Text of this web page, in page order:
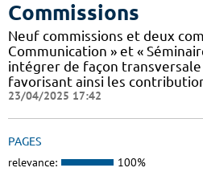
Commissions
Neuf commissions et deux
Communication » et «
intégrer de façon
favorisant ainsi les
23/04/2025 17:42
PAGES
relevance: 100%